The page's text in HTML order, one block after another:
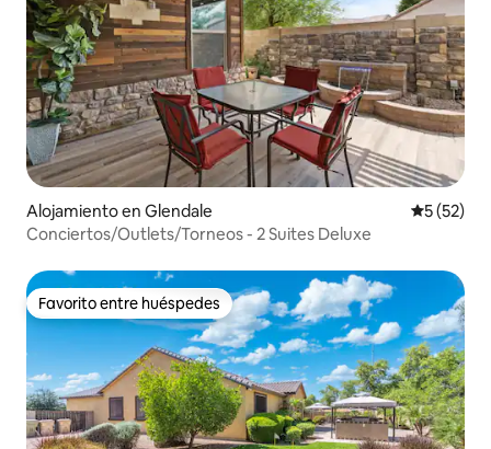
Alojamiento en Glendale
5 (52)
Conciertos/Outlets/Torneos - 2 Suites Deluxe
Favorito entre huéspedes
Favorito entre huéspedes